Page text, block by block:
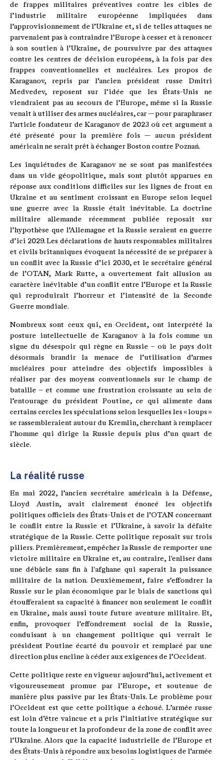
de frappes militaires préventives contre les cibles de
l’industrie militaire européenne impliquées dans
l’approvisionnement de l’Ukraine et, si de telles attaques ne
parvenaient pas à contraindre l’Europe à cesser et à renoncer
à son soutien à l’Ukraine, de poursuivre par des attaques
contre les centres de décision européens, à la fois par des
frappes conventionnelles et nucléaires. Les propos de
Karaganov, repris par l’ancien président russe Dmitri
Medvedev, reposent sur l’idée que les États-Unis ne
viendraient pas au secours de l’Europe, même si la Russie
venait à utiliser des armes nucléaires, car — pour paraphraser
l’article fondateur de Karaganov de 2023 où cet argument a
été présenté pour la première fois — aucun président
américain ne serait prêt à échanger Boston contre Poznań.
Les inquiétudes de Karaganov ne se sont pas manifestées
dans un vide géopolitique, mais sont plutôt apparues en
réponse aux conditions difficiles sur les lignes de front en
Ukraine et au sentiment croissant en Europe selon lequel
une guerre avec la Russie était inévitable. La doctrine
militaire allemande récemment publiée reposait sur
l’hypothèse que l’Allemagne et la Russie seraient en guerre
d’ici 2029. Les déclarations de hauts responsables militaires
et civils britanniques évoquent la nécessité de se préparer à
un conflit avec la Russie d’ici 2030, et le secrétaire général
de l’OTAN, Mark Rutte, a ouvertement fait allusion au
caractère inévitable d’un conflit entre l’Europe et la Russie
qui reproduirait l’horreur et l’intensité de la Seconde
Guerre mondiale.
Nombreux sont ceux qui, en Occident, ont interprété la
posture intellectuelle de Karaganov à la fois comme un
signe du désespoir qui règne en Russie – où le pays doit
désormais brandir la menace de l’utilisation d’armes
nucléaires pour atteindre des objectifs impossibles à
réaliser par des moyens conventionnels sur le champ de
bataille – et comme une frustration croissante au sein de
l’entourage du président Poutine, ce qui alimente dans
certains cercles les spéculations selon lesquelles les « loups »
se rassembleraient autour du Kremlin, cherchant à remplacer
l’homme qui dirige la Russie depuis plus d’un quart de
siècle.
La réalité russe
En mai 2022, l’ancien secrétaire américain à la Défense,
Lloyd Austin, avait clairement énoncé les objectifs
politiques officiels des États-Unis et de l’OTAN concernant
le conflit entre la Russie et l’Ukraine, à savoir la défaite
stratégique de la Russie. Cette politique reposait sur trois
piliers. Premièrement, empêcher la Russie de remporter une
victoire militaire en Ukraine et, au contraire, l'enliser dans
une débâcle sans fin à l'afghane qui saperait la puissance
militaire de la nation. Deuxièmement, faire s’effondrer la
Russie sur le plan économique par le biais de sanctions qui
étoufferaient sa capacité à financer non seulement le conflit
en Ukraine, mais aussi toute future aventure militaire. Et,
enfin, provoquer l’effondrement social de la Russie,
conduisant à un changement politique qui verrait le
président Poutine écarté du pouvoir et remplacé par une
direction plus encline à céder aux exigences de l’Occident.
Cette politique reste en vigueur aujourd’hui, activement et
vigoureusement promue par l’Europe, et soutenue de
manière plus passive par les États-Unis. Le problème pour
l’Occident est que cette politique a échoué. L’armée russe
est loin d’être vaincue et a pris l’initiative stratégique sur
toute la longueur et la profondeur de la zone de conflit avec
l’Ukraine. Alors que la capacité industrielle de l’Europe et
des États-Unis à répondre aux besoins logistiques de l’armée